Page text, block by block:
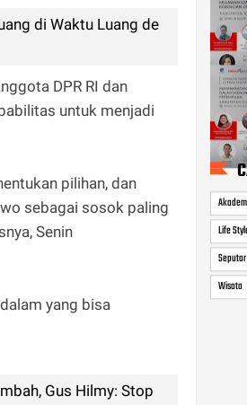
di Waktu Luang de
DPR RI dan
untuk menjadi
pilihan, dan
sebagai sosok paling
Senin
yang bisa
Gus Hilmy: Stop
Life
Wisata